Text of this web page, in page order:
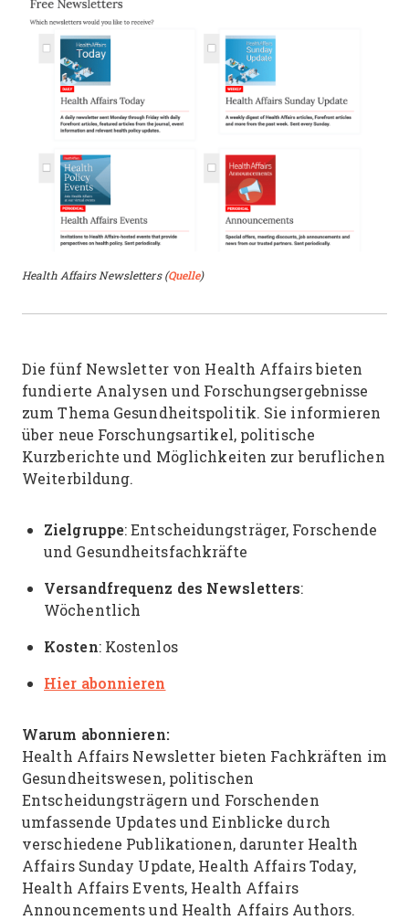
Health Affairs Newsletters (Quelle)
Die fünf Newsletter von Health Affairs bieten
fundierte Analysen und Forschungsergebnisse
zum Thema Gesundheitspolitik. Sie informieren
über neue Forschungsartikel, politische
Kurzberichte und Möglichkeiten zur beruflichen
Weiterbildung.
Zielgruppe: Entscheidungsträger, Forschende
und Gesundheitsfachkräfte
Versandfrequenz des Newsletters:
Wöchentlich
Kosten: Kostenlos
Hier abonnieren
Warum abonnieren:
Health Affairs Newsletter bieten Fachkräften im
Gesundheitswesen, politischen
Entscheidungsträgern und Forschenden
umfassende Updates und Einblicke durch
verschiedene Publikationen, darunter Health
Affairs Sunday Update, Health Affairs Today,
Health Affairs Events, Health Affairs
Announcements und Health Affairs Authors.